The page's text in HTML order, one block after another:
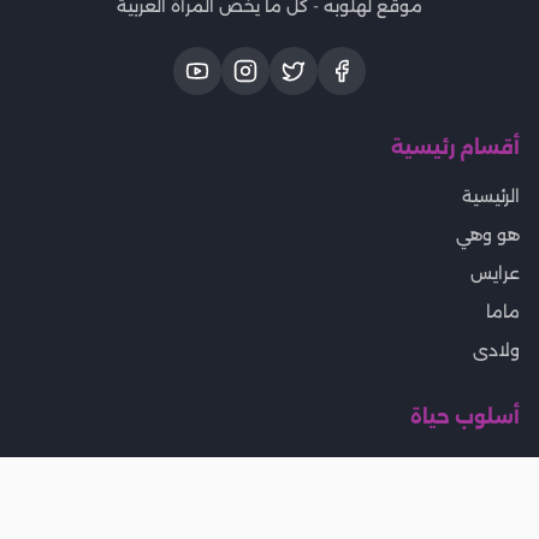
موقع لهلوبه - كل ما يخص المرأة العربية
أقسام رئيسية
الرئيسية
هو وهي
عرايس
ماما
ولادى
أسلوب حياة